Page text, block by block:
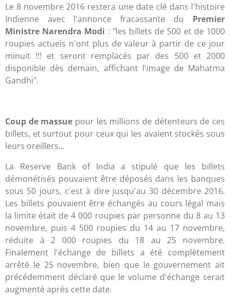
Le 8 novembre 2016 restera une date clé dans l'histoire
Indienne avec l'annonce fracassante du Premier
Ministre Narendra Modi : "les billets de 500 et de 1000
roupies actuels n'ont plus de valeur à partir de ce jour
minuit !!! et seront remplacés par des 500 et 2000
disponible dès demain, affichant l'image de Mahatma
Gandhi".
Coup de massue pour les millions de détenteurs de ces
billets, et surtout pour ceux qui les avaient stockés sous
leurs oreillers...
La Reserve Bank of India a stipulé que les billets
démonétisés pouvaient être déposés dans les banques
sous 50 jours, c'est à dire jusqu'au 30 décembre 2016.
Les billets pouvaient être échangés au cours légal mais
la limite était de 4 000 roupies par personne du 8 au 13
novembre, puis 4 500 roupies du 14 au 17 novembre,
réduite à 2 000 roupies du 18 au 25 novembre.
Finalement l'échange de billets a été complètement
arrêté le 25 novembre, bien que le gouvernement ait
précédemment déclaré que le volume d'échange serait
augmenté après cette date.